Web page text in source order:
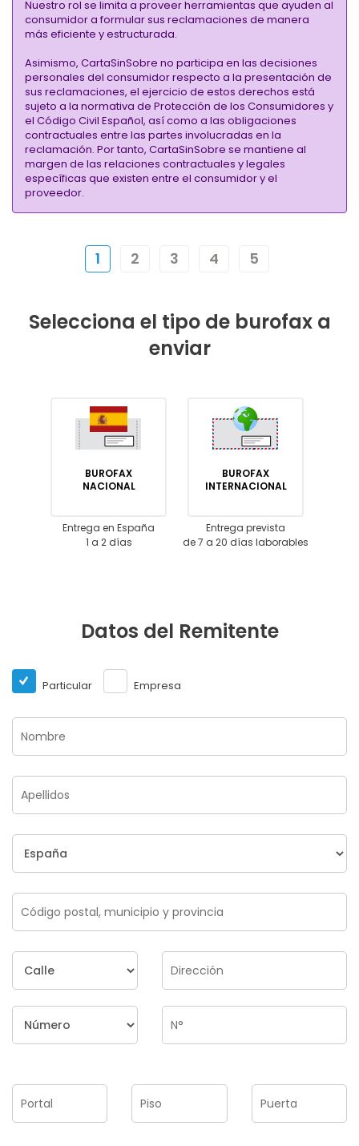
Nuestro rol se limita a proveer herramientas que ayuden al
consumidor a formular sus reclamaciones de manera
más eficiente y estructurada.
Asimismo, CartaSinSobre no participa en las decisiones
personales del consumidor respecto a la presentación de
sus reclamaciones, el ejercicio de estos derechos está
sujeto a la normativa de Protección de los Consumidores y
el Código Civil Español, así como a las obligaciones
contractuales entre las partes involucradas en la
reclamación. Por tanto, CartaSinSobre se mantiene al
margen de las relaciones contractuales y legales
específicas que existen entre el consumidor y el
proveedor.
1 2 3 4 5
Selecciona el tipo de burofax a
enviar
BUROFAX
NACIONAL
Entrega en España
1 a 2 días
BUROFAX
INTERNACIONAL
Entrega prevista
de 7 a 20 días laborables
Datos del Remitente
Particular Empresa